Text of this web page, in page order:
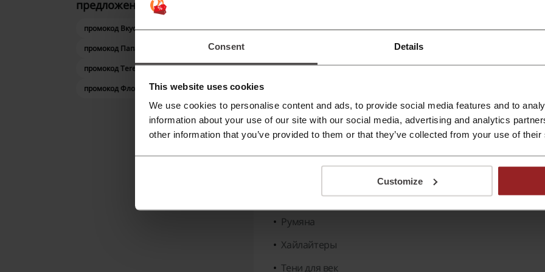
Consent Details
This website uses cookies
We use cookies to personalise content and ads, to provide social media features and to
information about your use of our site with our social media, advertising and analytics
other information that you’ve provided to them or that they’ve collected from your use of
Customize
предложения
промокод Вкусно - и точка
промокод Папа Джонс
промокод Teremok
промокод Uber
промокод Флоувау
- это бренд, предлагающий
который был создан в Лос-Анджелесе фотографами и
философия марки заключается в создании продуктов,
помогают выглядеть безупречно как перед камерой, так и
Ассортимент
Основы под макияж
Тональные кремы
Консилеры
Бронзаторы
Румяна
Хайлайтеры
Тени для век